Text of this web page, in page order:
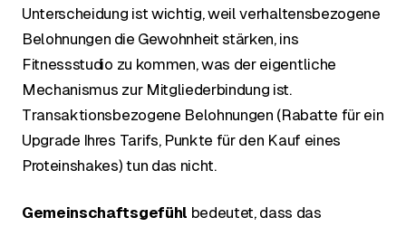
Unterscheidung ist wichtig, weil verhaltensbezogene
Belohnungen die Gewohnheit stärken, ins
Fitnessstudio zu kommen, was der eigentliche
Mechanismus zur Mitgliederbindung ist.
Transaktionsbezogene Belohnungen (Rabatte für ein
Upgrade Ihres Tarifs, Punkte für den Kauf eines
Proteinshakes) tun das nicht.
Gemeinschaftsgefühl bedeutet, dass das